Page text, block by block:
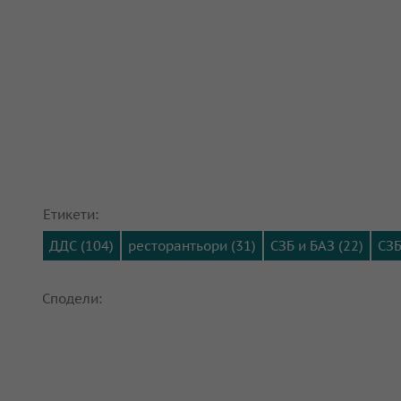
Етикети:
ДДС (104)
ресторантьори (31) СЗБ и БАЗ (22)
Сподели: